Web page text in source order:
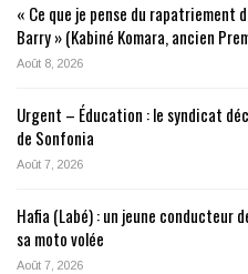
« Ce que je pense du rapatriement
Barry » (Kabiné Komara, ancien
Août 8, 2026
Urgent – Éducation : le syndicat
de Sonfonia
Août 7, 2026
Hafia (Labé) : un jeune conducteur
sa moto volée
Août 7, 2026